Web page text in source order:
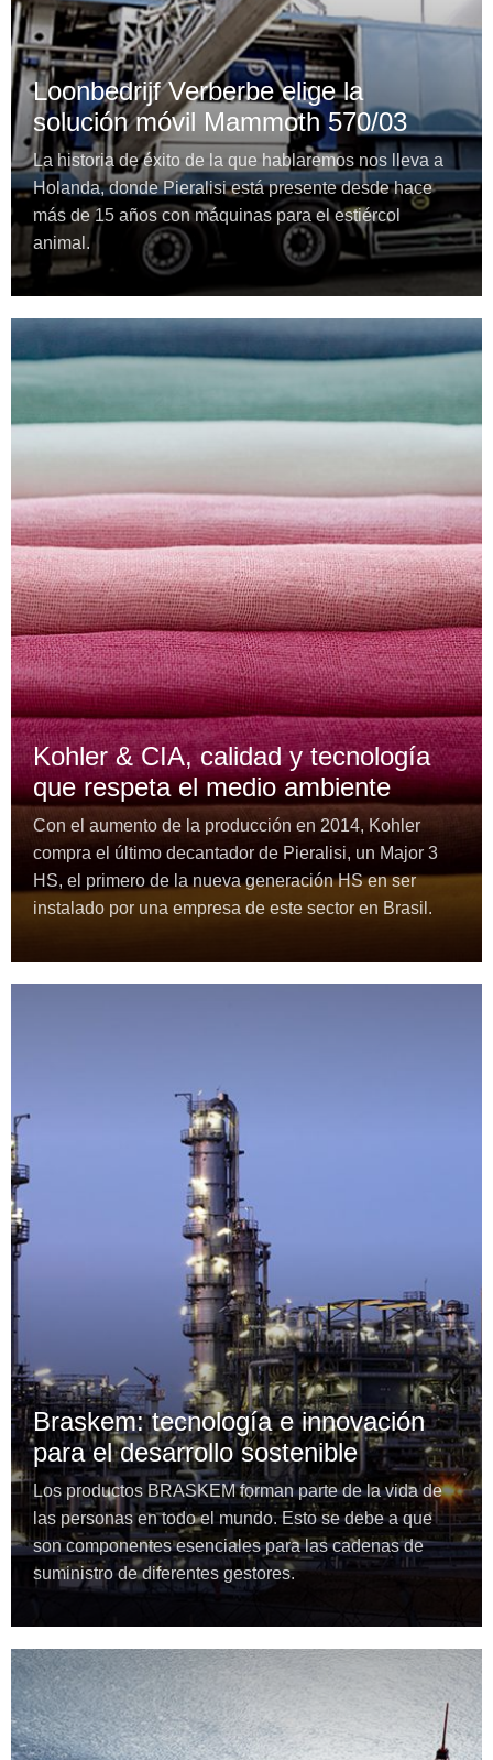
Loonbedrijf Verberbe elige la
solución móvil Mammoth 570/03
La historia de éxito de la que hablaremos nos lleva a
Holanda, donde Pieralisi está presente desde hace
más de 15 años con máquinas para el estiércol
animal.
Kohler & CIA, calidad y tecnología
que respeta el medio ambiente
Con el aumento de la producción en 2014, Kohler
compra el último decantador de Pieralisi, un Major 3
HS, el primero de la nueva generación HS en ser
instalado por una empresa de este sector en Brasil.
Braskem: tecnología e innovación
para el desarrollo sostenible
Los productos BRASKEM forman parte de la vida de
las personas en todo el mundo. Esto se debe a que
son componentes esenciales para las cadenas de
suministro de diferentes gestores.